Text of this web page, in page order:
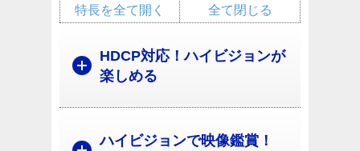
全て閉じる
特長を全て開く
HDCP対応！ハイビジョンが
楽しめる
ハイビジョンで映像鑑賞！